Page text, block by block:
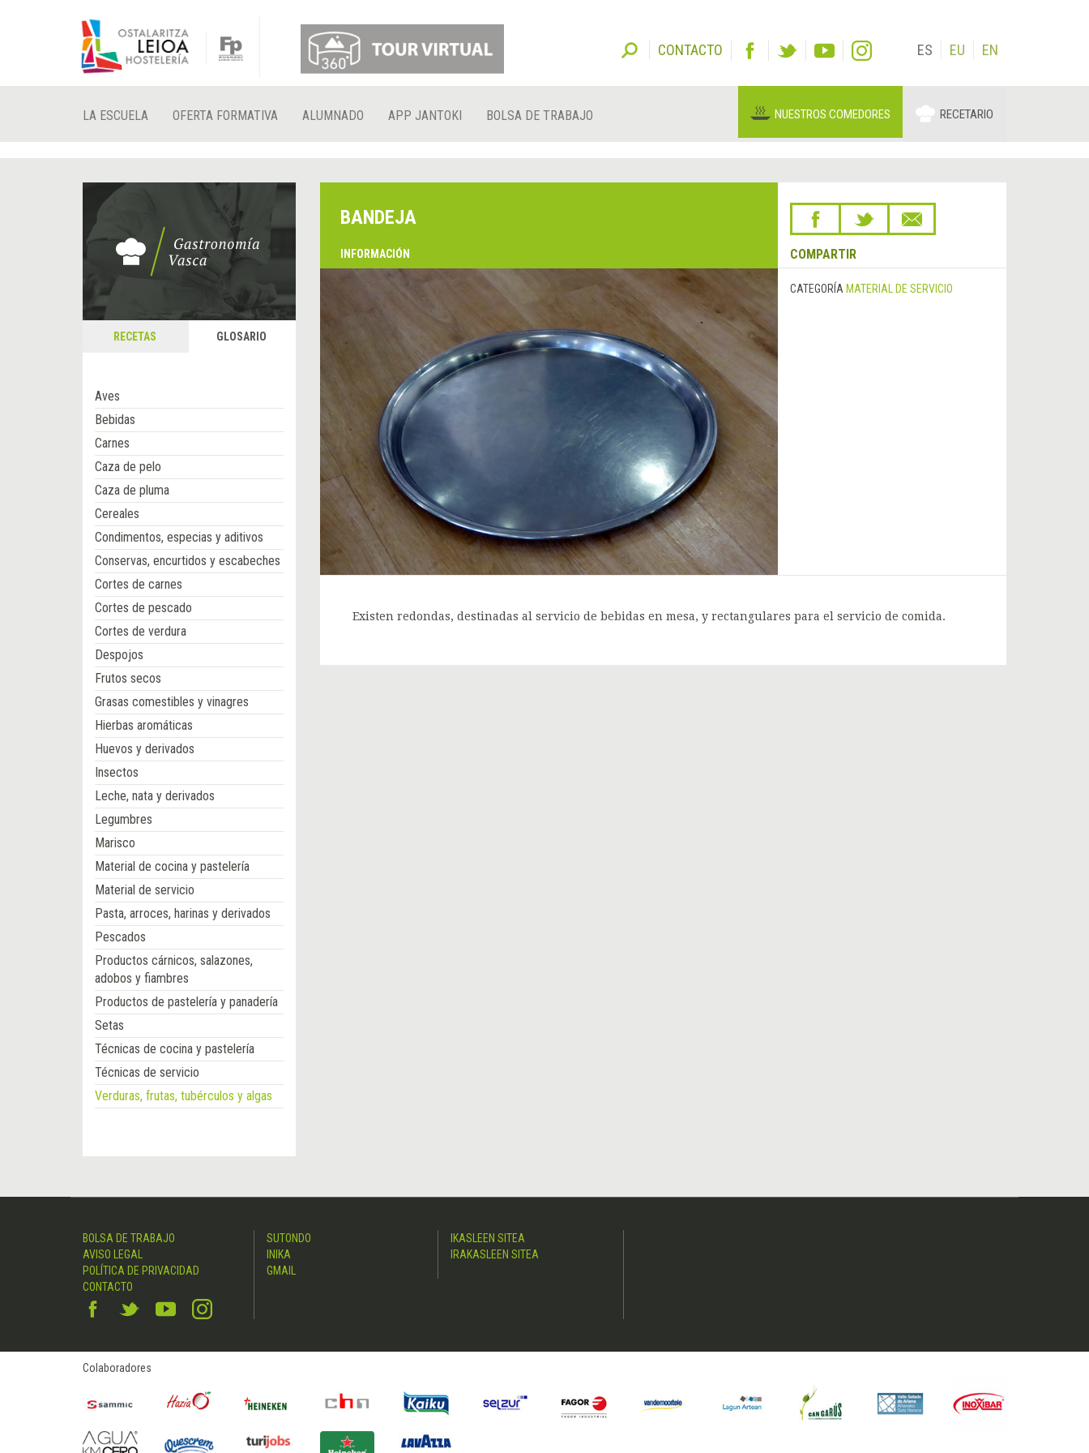
CONTACTO ES EU EN
LA ESCUELA OFERTA FORMATIVA ALUMNADO APP JANTOKI BOLSA DE TRABAJO NUESTROS COMEDORES RECETARIO
RECETAS GLOSARIO
Aves
Bebidas
Carnes
Caza de pelo
Caza de pluma
Cereales
Condimentos, especias y aditivos
Conservas, encurtidos y escabeches
Cortes de carnes
Cortes de pescado
Cortes de verdura
Despojos
Frutos secos
Grasas comestibles y vinagres
Hierbas aromáticas
Huevos y derivados
Insectos
Leche, nata y derivados
Legumbres
Marisco
Material de cocina y pastelería
Material de servicio
Pasta, arroces, harinas y derivados
Pescados
Productos cárnicos, salazones,
adobos y fiambres
Productos de pastelería y panadería
Setas
Técnicas de cocina y pastelería
Técnicas de servicio
Verduras, frutas, tubérculos y algas
BANDEJA
INFORMACIÓN COMPARTIR
CATEGORÍA MATERIAL DE SERVICIO
Existen redondas, destinadas al servicio de bebidas en mesa, y rectangulares para el servicio de comida.
BOLSA DE TRABAJO
AVISO LEGAL
POLÍTICA DE PRIVACIDAD
CONTACTO
SUTONDO
INIKA
GMAIL
IKASLEEN SITEA
IRAKASLEEN SITEA
Colaboradores